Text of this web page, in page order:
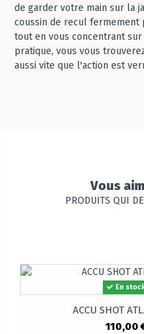
de garder votre main sur la
coussin de recul fermement
tout en vous concentrant
pratique, vous vous
aussi vite que l'action est
Vous
PRODUITS QUI
En
ACCU SHOT
110,00